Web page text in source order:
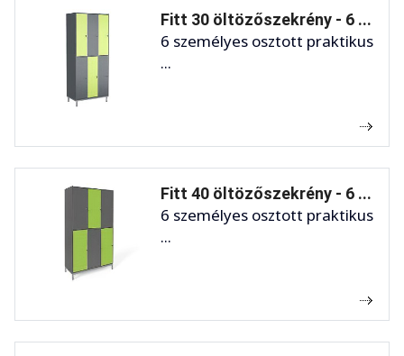
Fitt 30 öltözőszekrény - 6 ...
6 személyes osztott praktikus
...
Fitt 40 öltözőszekrény - 6 ...
6 személyes osztott praktikus
...